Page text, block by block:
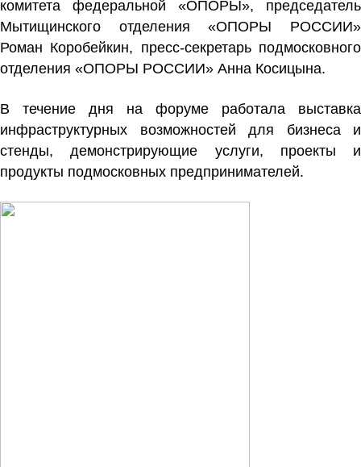
комитета федеральной «ОПОРЫ», председатель
Мытищинского отделения «ОПОРЫ РОССИИ»
Роман Коробейкин, пресс-секретарь подмосковного
отделения «ОПОРЫ РОССИИ» Анна Косицына.
В течение дня на форуме работала выставка
инфраструктурных возможностей для бизнеса и
стенды, демонстрирующие услуги, проекты и
продукты подмосковных предпринимателей.